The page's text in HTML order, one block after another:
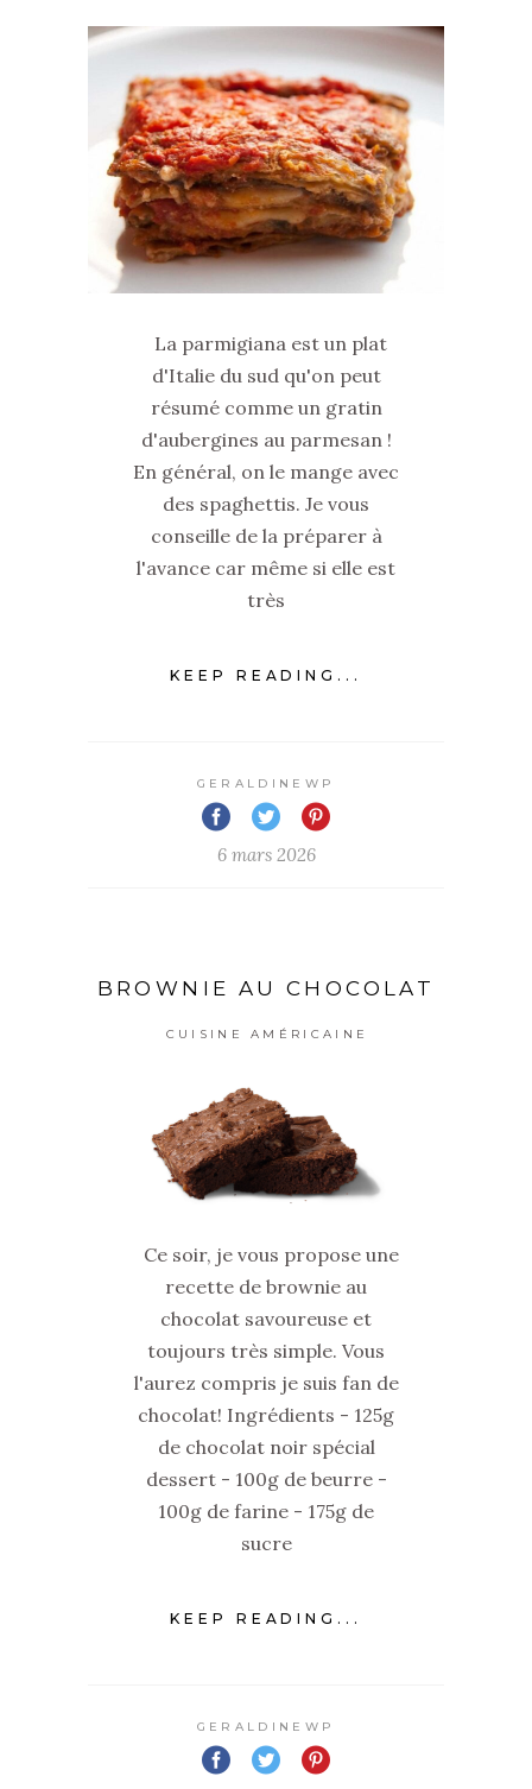
La parmigiana est un plat
d'Italie du sud qu'on peut
résumé comme un gratin
d'aubergines au parmesan !
En général, on le mange avec
des spaghettis. Je vous
conseille de la préparer à
l'avance car même si elle est
très
KEEP READING...
GERALDINEWP
6 mars 2026
BROWNIE AU CHOCOLAT
CUISINE AMÉRICAINE
Ce soir, je vous propose une
recette de brownie au
chocolat savoureuse et
toujours très simple. Vous
l'aurez compris je suis fan de
chocolat! Ingrédients - 125g
de chocolat noir spécial
dessert - 100g de beurre -
100g de farine - 175g de
sucre
KEEP READING...
GERALDINEWP